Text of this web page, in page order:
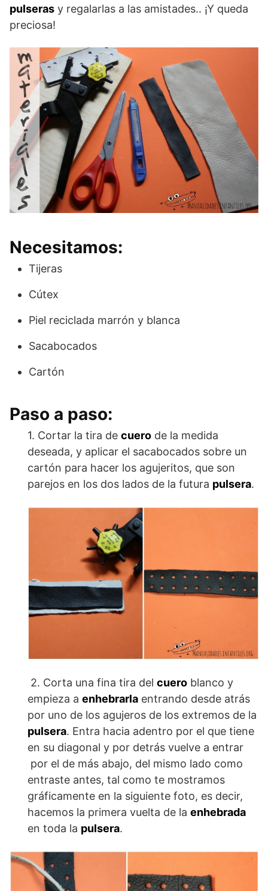
pulseras y regalarlas a las amistades.. ¡Y queda
preciosa!
Necesitamos:
Tijeras
Cútex
Piel reciclada marrón y blanca
Sacabocados
Cartón
Paso a paso:
1. Cortar la tira de cuero de la medida
deseada, y aplicar el sacabocados sobre un
cartón para hacer los agujeritos, que son
parejos en los dos lados de la futura pulsera.
2. Corta una fina tira del cuero blanco y
empieza a enhebrarla entrando desde atrás
por uno de los agujeros de los extremos de la
pulsera. Entra hacia adentro por el que tiene
en su diagonal y por detrás vuelve a entrar
por el de más abajo, del mismo lado como
entraste antes, tal como te mostramos
gráficamente en la siguiente foto, es decir,
hacemos la primera vuelta de la enhebrada
en toda la pulsera.